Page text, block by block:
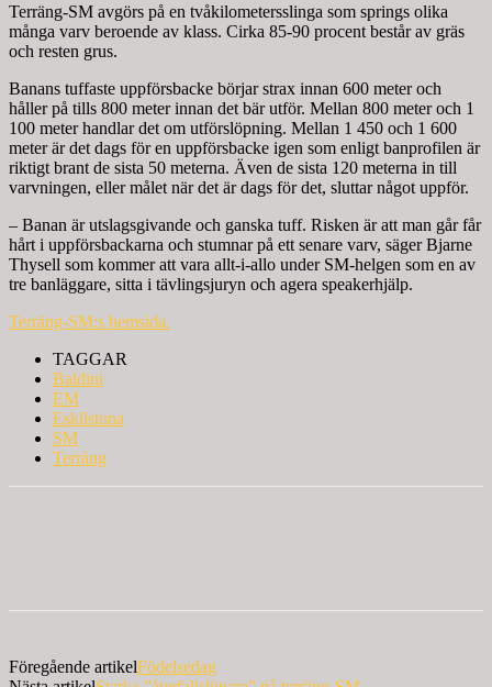
Terräng-SM avgörs på en tvåkilometersslinga som springs olika
många varv beroende av klass. Cirka 85-90 procent består av gräs
och resten grus.
Banans tuffaste uppförsbacke börjar strax innan 600 meter och
håller på tills 800 meter innan det bär utför. Mellan 800 meter och 1
100 meter handlar det om utförslöpning. Mellan 1 450 och 1 600
meter är det dags för en uppförsbacke igen som enligt banprofilen är
riktigt brant de sista 50 meterna. Även de sista 120 meterna in till
varvningen, eller målet när det är dags för det, sluttar något uppför.
– Banan är utslagsgivande och ganska tuff. Risken är att man går får
hårt i uppförsbackarna och stumnar på ett senare varv, säger Bjarne
Thysell som kommer att vara allt-i-allo under SM-helgen som en av
tre banläggare, sitta i tävlingsjuryn och agera speakerhjälp.
Terräng-SM:s hemsida.
TAGGAR
Baldini
EM
Eskilstuna
SM
Terräng
Föregående artikelFödelsedag